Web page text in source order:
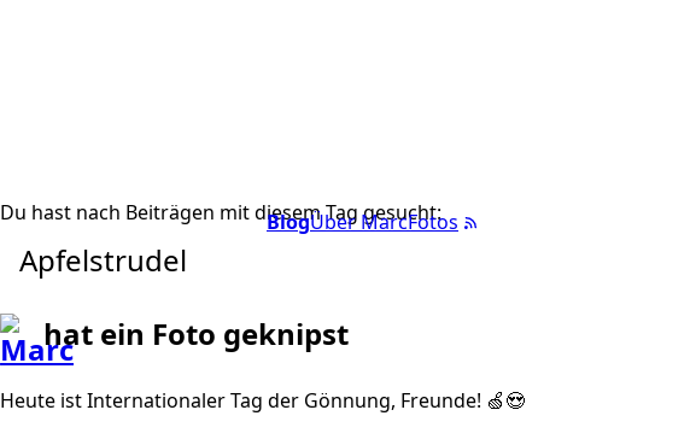
BlogÜber MarcFotos
Du hast nach Beiträgen mit diesem Tag gesucht:
Apfelstrudel
hat ein Foto geknipst
Heute ist Internationaler Tag der Gönnung, Freunde! 🍏😍